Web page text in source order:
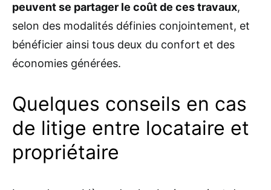
peuvent se partager le coût de ces travaux,
selon des modalités définies conjointement, et
bénéficier ainsi tous deux du confort et des
économies générées.
Quelques conseils en cas
de litige entre locataire et
propriétaire